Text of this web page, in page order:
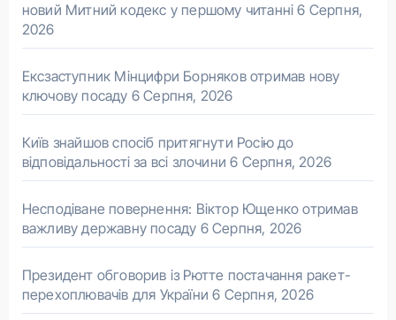
новий Митний кодекс у першому читанні 6 Серпня,
2026
Ексзаступник Мінцифри Борняков отримав нову
ключову посаду 6 Серпня, 2026
Київ знайшов спосіб притягнути Росію до
відповідальності за всі злочини 6 Серпня, 2026
Несподіване повернення: Віктор Ющенко отримав
важливу державну посаду 6 Серпня, 2026
Президент обговорив із Рютте постачання ракет-
перехоплювачів для України 6 Серпня, 2026